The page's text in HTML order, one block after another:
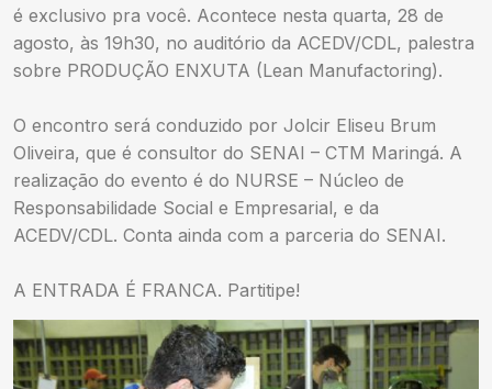
é exclusivo pra você. Acontece nesta quarta, 28 de
agosto, às 19h30, no auditório da ACEDV/CDL, palestra
sobre PRODUÇÃO ENXUTA (Lean Manufactoring).
O encontro será conduzido por Jolcir Eliseu Brum
Oliveira, que é consultor do SENAI – CTM Maringá. A
realização do evento é do NURSE – Núcleo de
Responsabilidade Social e Empresarial, e da
ACEDV/CDL. Conta ainda com a parceria do SENAI.
A ENTRADA É FRANCA. Partitipe!